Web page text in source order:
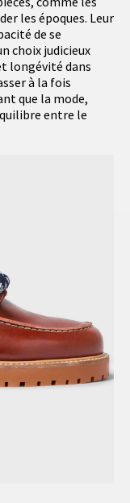
les époques. Leur
de se
choix judicieux
longévité dans
à la fois
que la mode,
entre le